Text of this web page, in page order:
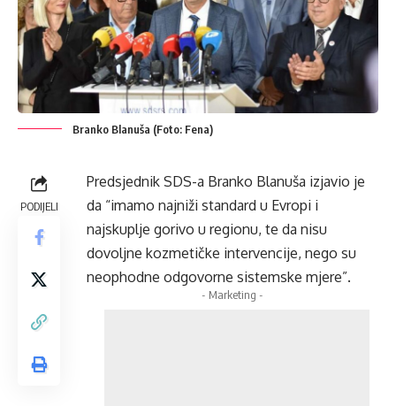
Branko Blanuša (Foto: Fena)
PODIJELI
Predsjednik SDS-a Branko Blanuša izjavio je
da “imamo najniži standard u Evropi i
najskuplje gorivo u regionu, te da nisu
dovoljne kozmetičke intervencije, nego su
neophodne odgovorne sistemske mjere”.
- Marketing -